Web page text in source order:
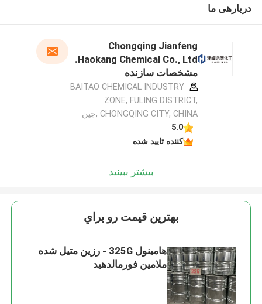
دربارهی ما
Chongqing Jianfeng
Haokang Chemical Co., Ltd.
مشخصات سازنده
BAITAO CHEMICAL INDUSTRY
ZONE, FULING DISTRICT,
CHONGQING CITY, CHINA ,چین
5.0
کننده تایید شده
بیشتر ببینید
بهترين قيمت رو براي
هامینول 325G - رزین متیل شده
ملامین فورمالدهید